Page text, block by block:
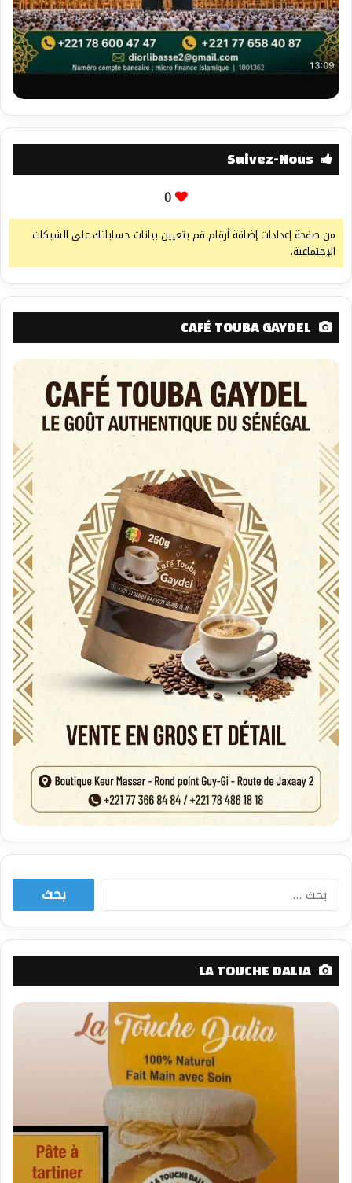
Suivez-Nous
0
من صفحة إعدادات إضافة أرقام قم بتعيين بيانات حساباتك على الشبكات
الإجتماعية.
CAFÉ TOUBA GAYDEL
البحث
LA TOUCHE DALIA